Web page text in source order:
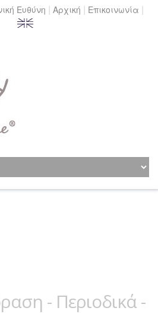
Ευθύνη | Αρχική | Επικοινωνία |
- Περιοδικά -